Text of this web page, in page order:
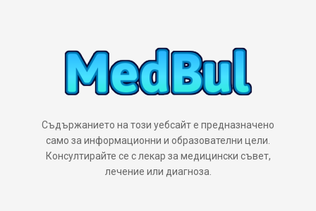
Съдържанието на този уебсайт е предназначено
само за информационни и образователни цели.
Консултирайте се с лекар за медицински съвет,
лечение или диагноза.